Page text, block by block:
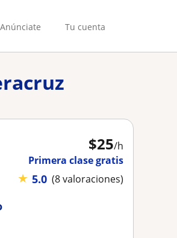
Anúnciate Tu cuenta
$25/h
Primera clase gratis
★ 5.0 (8 valoraciones)